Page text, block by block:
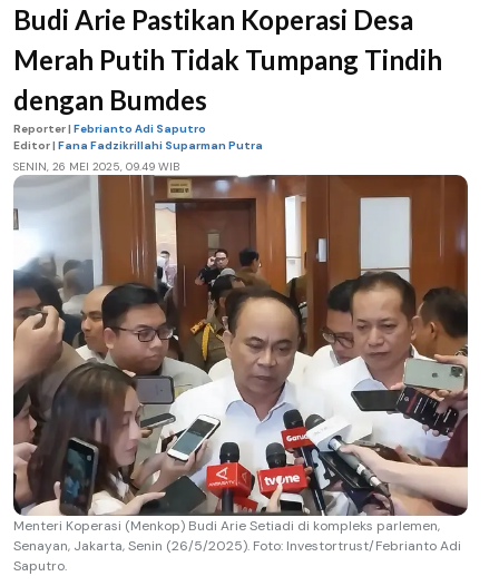
Budi Arie Pastikan Koperasi Desa
Merah Putih Tidak Tumpang Tindih
dengan Bumdes
Reporter | Febrianto Adi Saputro
Editor | Fana Fadzikrillahi Suparman Putra
SENIN, 26 MEI 2025, 09.49 WIB
Menteri Koperasi (Menkop) Budi Arie Setiadi di kompleks parlemen,
Senayan, Jakarta, Senin (26/5/2025). Foto: Investortrust/Febrianto Adi
Saputro.